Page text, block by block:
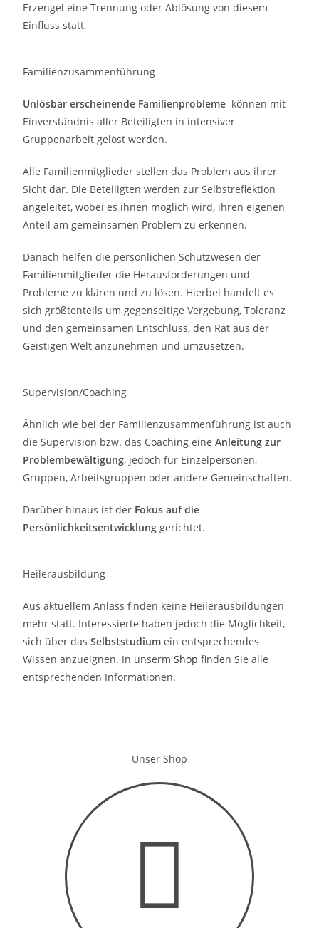
Erzengel eine Trennung oder Ablösung von diesem
Einfluss statt.
Familienzusammenführung
Unlösbar erscheinende Familienprobleme können mit
Einverständnis aller Beteiligten in intensiver
Gruppenarbeit gelöst werden.
Alle Familienmitglieder stellen das Problem aus ihrer
Sicht dar. Die Beteiligten werden zur Selbstreflektion
angeleitet, wobei es ihnen möglich wird, ihren eigenen
Anteil am gemeinsamen Problem zu erkennen.
Danach helfen die persönlichen Schutzwesen der
Familienmitglieder die Herausforderungen und
Probleme zu klären und zu lösen. Hierbei handelt es
sich größtenteils um gegenseitige Vergebung, Toleranz
und den gemeinsamen Entschluss, den Rat aus der
Geistigen Welt anzunehmen und umzusetzen.
Supervision/Coaching
Ähnlich wie bei der Familienzusammenführung ist auch
die Supervision bzw. das Coaching eineAnleitung zur
Problembewältigung, jedoch für Einzelpersonen,
Gruppen, Arbeitsgruppen oder andere Gemeinschaften.
Darüber hinaus ist der Fokus auf die
Persönlichkeitsentwicklung gerichtet.
Heilerausbildung
Aus aktuellem Anlass finden keine Heilerausbildungen
mehr statt. Interessierte haben jedoch die Möglichkeit,
sich über dasSelbststudium ein entsprechendes
Wissen anzueignen. In unsermShop finden Sie alle
entsprechenden Informationen.
Unser Shop